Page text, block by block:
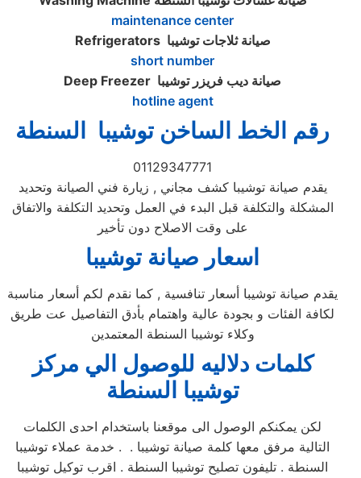
maintenance center
Refrigerators صيانة ثلاجات توشيبا
short number
Deep Freezer صيانة ديب فريزر توشيبا
hotline agent
رقم الخط الساخن توشيبا السنطة
01129347771
يقدم صيانة توشيبا كشف مجاني , زيارة فني الصيانة وتحديد
المشكلة والتكلفة قبل البدء في العمل وتحديد التكلفة والاتفاق
على وقت الاصلاح دون تأخير
اسعار صيانة توشيبا
يقدم صيانة توشيبا أسعار تنافسية , كما نقدم لكم أسعار مناسبة
لكافة الفئات و بجودة عالية واهتمام بأدق التفاصيل عت طريق
وكلاء توشيبا السنطة المعتمدين
كلمات دلاليه للوصول الي مركز
توشيبا السنطة
لكن يمكنكم الوصول الى موقعنا باستخدام احدى الكلمات
التالية مرفق معها كلمة صيانة توشيبا . . خدمة عملاء توشيبا
السنطة . تليفون تصليح توشيبا السنطة . اقرب توكيل توشيبا